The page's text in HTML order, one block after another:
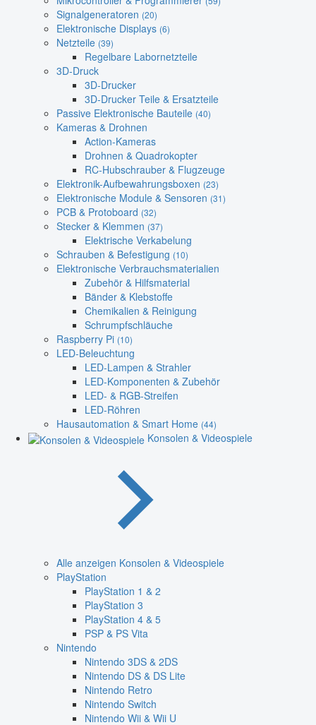
Signalgeneratoren (20)
Elektronische Displays (6)
Netzteile (39)
Regelbare Labornetzteile
3D-Druck
3D-Drucker
3D-Drucker Teile & Ersatzteile
Passive Elektronische Bauteile (40)
Kameras & Drohnen
Action-Kameras
Drohnen & Quadrokopter
RC-Hubschrauber & Flugzeuge
Elektronik-Aufbewahrungsboxen (23)
Elektronische Module & Sensoren (31)
PCB & Protoboard (32)
Stecker & Klemmen (37)
Elektrische Verkabelung
Schrauben & Befestigung (10)
Elektronische Verbrauchsmaterialien
Zubehör & Hilfsmaterial
Bänder & Klebstoffe
Chemikalien & Reinigung
Schrumpfschläuche
Raspberry Pi (10)
LED-Beleuchtung
LED-Lampen & Strahler
LED-Komponenten & Zubehör
LED- & RGB-Streifen
LED-Röhren
Hausautomation & Smart Home (44)
Konsolen & Videospiele
Alle anzeigen Konsolen & Videospiele
PlayStation
PlayStation 1 & 2
PlayStation 3
PlayStation 4 & 5
PSP & PS Vita
Nintendo
Nintendo 3DS & 2DS
Nintendo DS & DS Lite
Nintendo Retro
Nintendo Switch
Nintendo Wii & Wii U